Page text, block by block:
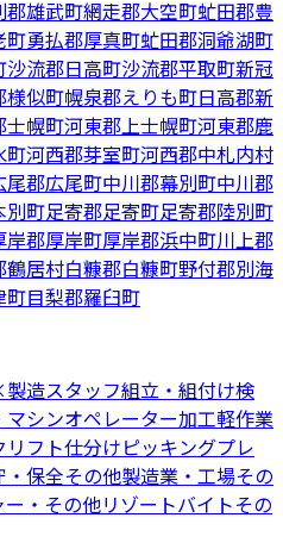
郡雄武町網走郡大空町虻田郡豊
町勇払郡厚真町虻田郡洞爺湖町
沙流郡日高町沙流郡平取町新冠
様似町幌泉郡えりも町日高郡新
士幌町河東郡上士幌町河東郡鹿
町河西郡芽室町河西郡中札内村
尾郡広尾町中川郡幕別町中川郡
別町足寄郡足寄町足寄郡陸別町
岸郡厚岸町厚岸郡浜中町川上郡
鶴居村白糠郡白糠町野付郡別海
町目梨郡羅臼町
製造スタッフ組立・組付け検
シンオペレーター加工軽作業
リフト仕分けピッキングプレ
・保全その他製造業・工場その
ー・その他リゾートバイトその